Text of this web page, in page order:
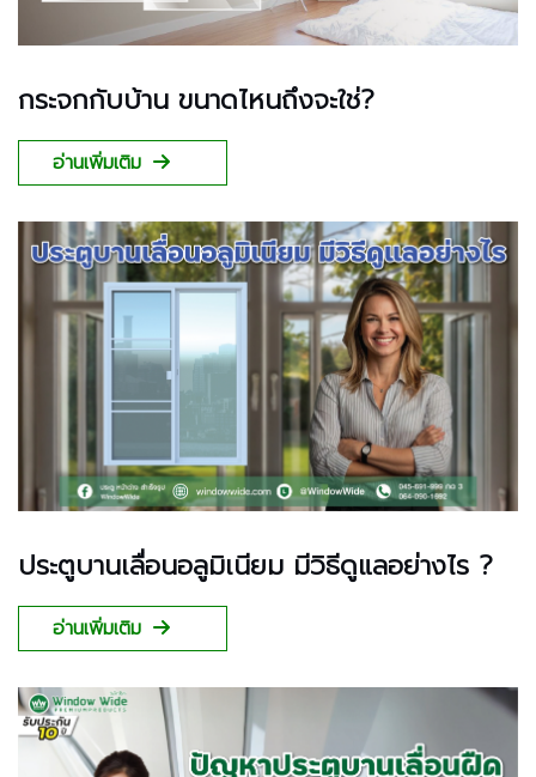
กระจกกับบ้าน ขนาดไหนถึงจะใช่?
อ่านเพิ่มเติม
ประตูบานเลื่อนอลูมิเนียม มีวิธีดูแลอย่างไร ?
อ่านเพิ่มเติม